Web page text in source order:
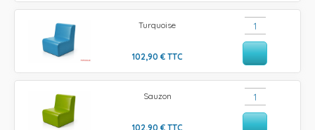
Turquoise
102,90 € TTC
Sauzon
102,90 € TTC